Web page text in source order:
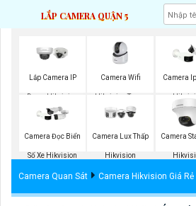
LẮP CAMERA QUẬN 5
Lắp Camera IP
Dome Hikvision
Camera Wifi
Hikvision Trong
Nhà
Camera
Camera Đọc Biển
Số Xe Hikvision
Camera Lux Thấp
Hikvision
Camera
Camera Quan Sát Camera Hikvision Giá Rẻ